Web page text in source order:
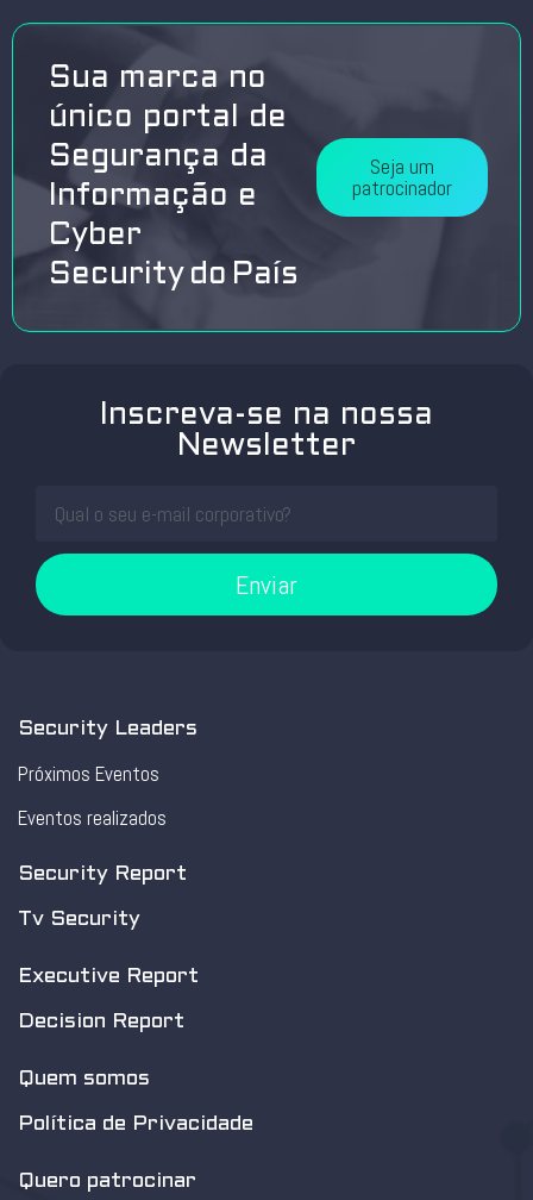
Sua marca no
único portal de
Segurança da
Informação e
Cyber
Security do País
Seja um
patrocinador
Inscreva-se na nossa
Newsletter
Enviar
Security Leaders
Próximos Eventos
Eventos realizados
Security Report
Tv Security
Executive Report
Decision Report
Quem somos
Política de Privacidade
Quero patrocinar